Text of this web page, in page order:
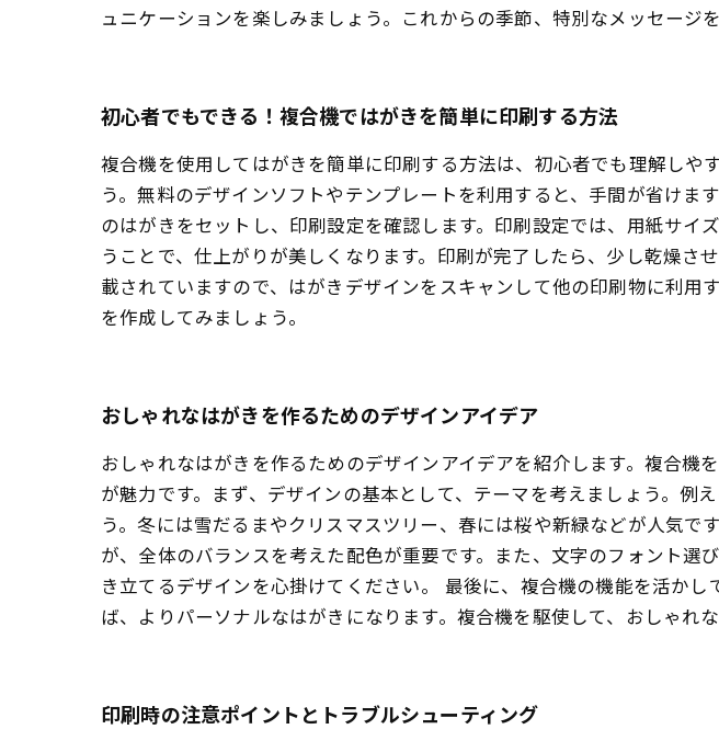
ュニケーションを楽しみましょう。これからの季節、特別なメッセージ
初心者でもできる！複合機ではがきを簡単に印刷する方法
複合機を使用してはがきを簡単に印刷する方法は、初心者でも理解しや
う。無料のデザインソフトやテンプレートを利用すると、手間が省けま
のはがきをセットし、印刷設定を確認します。印刷設定では、用紙サ
うことで、仕上がりが美しくなります。印刷が完了したら、少し乾燥
載されていますので、はがきデザインをスキャンして他の印刷物に利用
を作成してみましょう。
おしゃれなはがきを作るためのデザインアイデア
おしゃれなはがきを作るためのデザインアイデアを紹介します。複合
が魅力です。まず、デザインの基本として、テーマを考えましょう。例
う。冬には雪だるまやクリスマスツリー、春には桜や新緑などが人気
が、全体のバランスを考えた配色が重要です。また、文字のフォント選
き立てるデザインを心掛けてください。 最後に、複合機の機能を活か
ば、よりパーソナルなはがきになります。複合機を駆使して、おしゃれ
印刷時の注意ポイントとトラブルシューティング